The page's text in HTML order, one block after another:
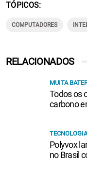
TÓPICOS
COMPUTADORES
RELACIONADOS
MUITA
Todos os
carbono
TECNOLOGIA
Polyvox
no Brasil